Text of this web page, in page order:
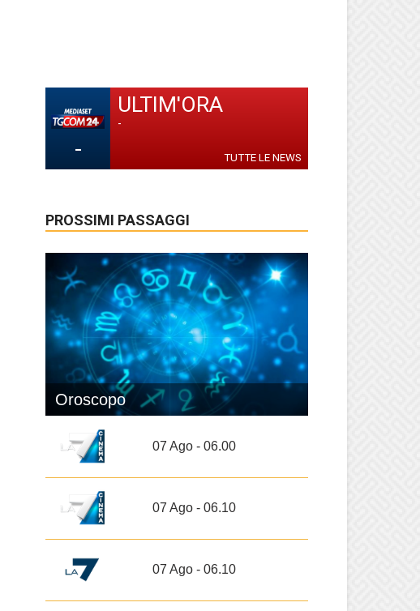
-
ULTIM'ORA
-
TUTTE LE NEWS
PROSSIMI PASSAGGI
Oroscopo
07 Ago - 06.00
07 Ago - 06.10
07 Ago - 06.10